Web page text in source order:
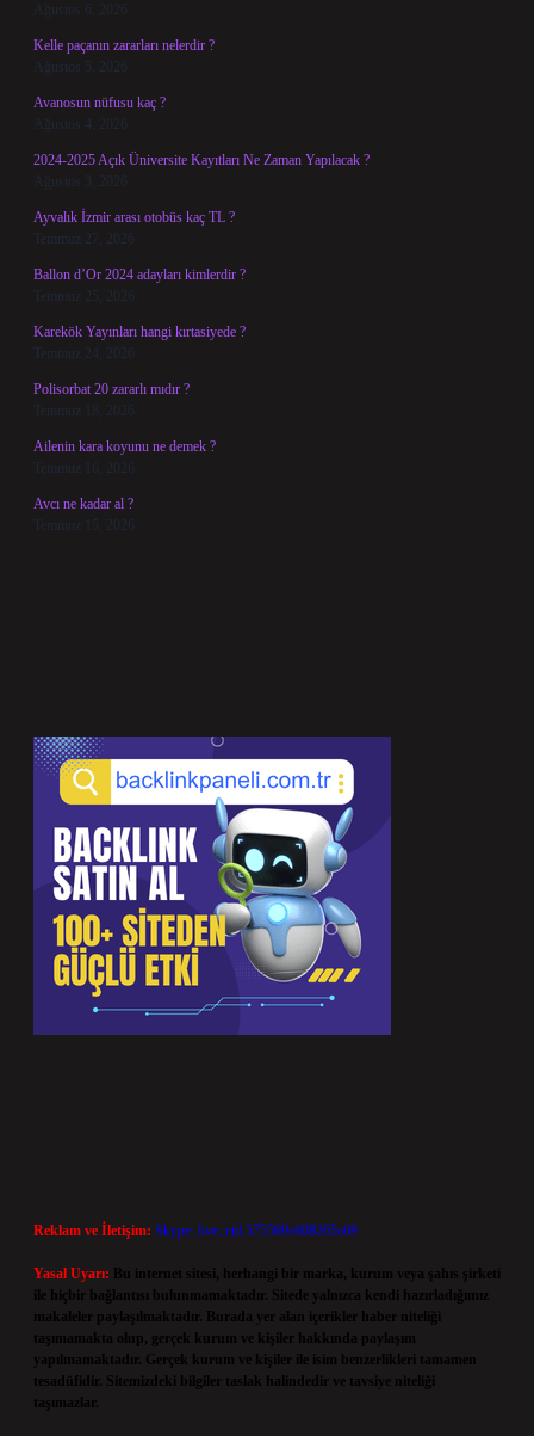
Ağustos 6, 2026
Kelle paçanın zararları nelerdir ?
Ağustos 5, 2026
Avanosun nüfusu kaç ?
Ağustos 4, 2026
2024-2025 Açık Üniversite Kayıtları Ne Zaman Yapılacak ?
Ağustos 3, 2026
Ayvalık İzmir arası otobüs kaç TL ?
Temmuz 27, 2026
Ballon d’Or 2024 adayları kimlerdir ?
Temmuz 25, 2026
Karekök Yayınları hangi kırtasiyede ?
Temmuz 24, 2026
Polisorbat 20 zararlı mıdır ?
Temmuz 18, 2026
Ailenin kara koyunu ne demek ?
Temmuz 16, 2026
Avcı ne kadar al ?
Temmuz 15, 2026
Reklam ve İletişim: Skype: live:.cid.575569c608265c69
Yasal Uyarı:
Bu internet sitesi, herhangi bir marka, kurum veya şahıs şirketi
ile hiçbir bağlantısı bulunmamaktadır. Sitede yalnızca kendi hazırladığımız
makaleler paylaşılmaktadır. Burada yer alan içerikler haber niteliği
taşımamakta olup, gerçek kurum ve kişiler hakkında paylaşım
yapılmamaktadır. Gerçek kurum ve kişiler ile isim benzerlikleri tamamen
tesadüfidir. Sitemizdeki bilgiler taslak halindedir ve tavsiye niteliği
taşımazlar.